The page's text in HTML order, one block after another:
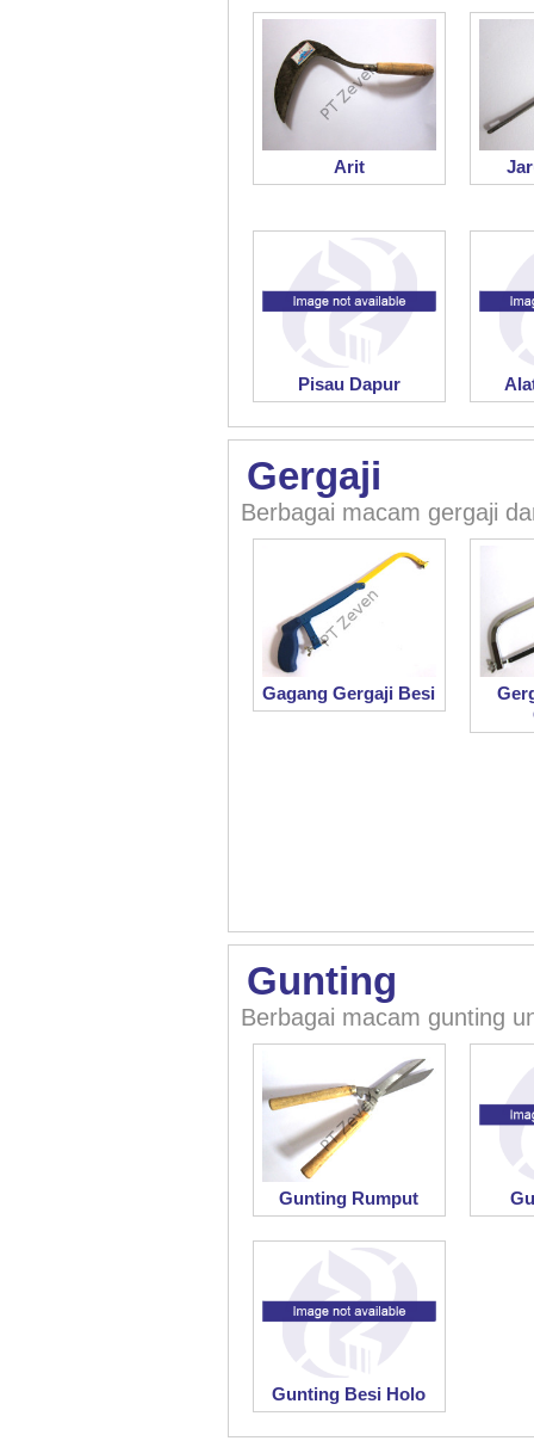
Arit
Pisau Dapur
Gergaji
Berbagai macam gergaji
Gagang Gergaji Besi
Gunting
Berbagai macam gunting
Gunting Rumput
Gunting Besi Holo